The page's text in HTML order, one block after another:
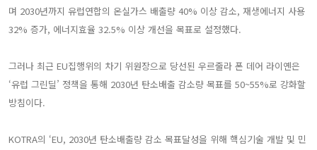
며 2030년까지 유럽연합의 온실가스 배출량 40% 이상 감소, 재생에너지 사용
32% 증가, 에너지효율 32.5% 이상 개선을 목표로 설정했다.
그러나 최근 EU집행위의 차기 위원장으로 당선된 우르줄라 폰 데어 라이옌은
‘유럽 그린딜’ 정책을 통해 2030년 탄소배출 감소량 목표를 50~55%로 강화할
방침이다.
KOTRA의 ‘EU, 2030년 탄소배출량 감소 목표달성을 위해 핵심기술 개발 및 민